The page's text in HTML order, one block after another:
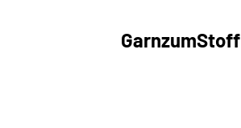
GarnzumStoff